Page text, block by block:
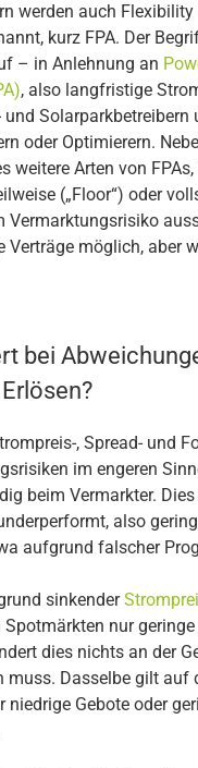
werden auch Flexibility
kurz FPA. Der
– in Anlehnung an
, also langfristige
Solarparkbetreibern
oder Optimierern.
weitere Arten von
(„Floor“) oder
Vermarktungsrisiko
möglich, aber
bei
, Spread- und
im engeren
beim Vermarkter.
also
aufgrund falscher
sinkender
Spotmärkten nur
dies nichts an der
muss. Dasselbe gilt auf
niedrige Gebote oder